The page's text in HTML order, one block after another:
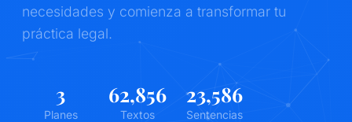
necesidades y comienza a transformar tu
práctica legal.
3
Planes
62,856
Textos
23,586
Sentencias